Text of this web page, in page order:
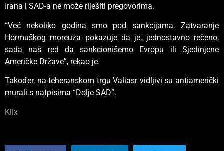
Irana i SAD-a ne može riješiti pregovorima.
“Već nekoliko godina smo pod sankcijama. Zatvaranje
Hormuškog moreuza pokazuje da je, jednostavno rečeno,
sada naš red da sankcionišemo Evropu ili Sjedinjene
Američke Države”, rekao je.
Također, na teheranskom trgu Valiasr vidljivi su antiamerički
murali s natpisima “Dolje SAD”.
Klix